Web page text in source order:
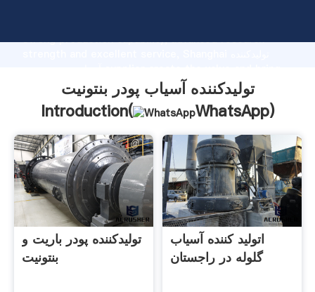
strong production capability, advanced research
values to all of customers.
تولیدکننده آسیاب پودر بنتونیت
Introduction(
WhatsApp)
تولیدکننده پودر باریت و
بنتونیت
اتولید کننده آسیاب
گلوله در راجستان